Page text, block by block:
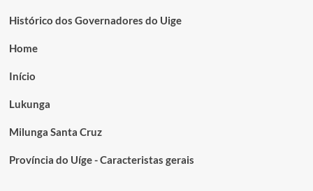
Histórico dos Governadores do Uige
Home
Início
Lukunga
Milunga Santa Cruz
Província do Uíge - Caracteristas gerais